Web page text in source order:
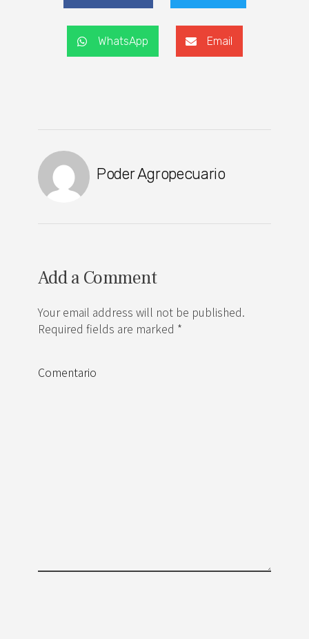
WhatsApp Email
Poder Agropecuario
Add a Comment
Your email address will not be published.
Required fields are marked *
Comentario